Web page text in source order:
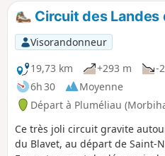
majestueuses fontaines.Retour
par le chemin de halage.
Circuit des Landes
Visorandonneur
19,73 km
+293 m
-
6h 30
Moyenne
Départ à Pluméliau
Ce très joli circuit gravite
du Blavet, au départ de Saint-